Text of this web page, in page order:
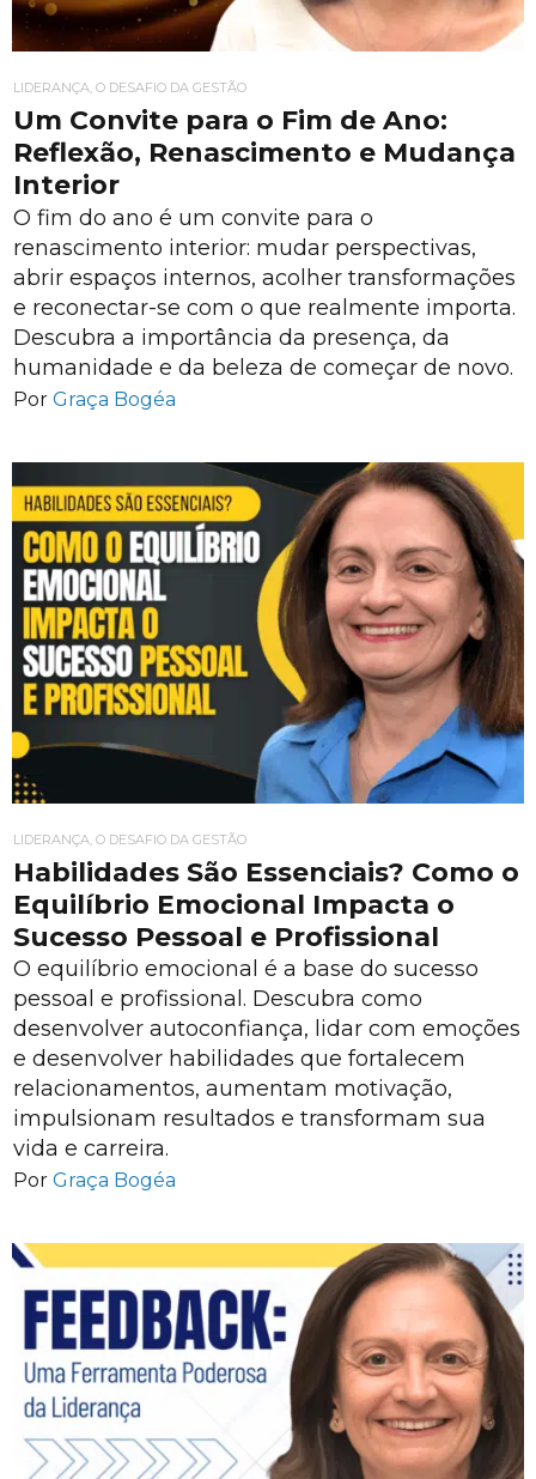
LIDERANÇA, O DESAFIO DA GESTÃO
Um Convite para o Fim de Ano:
Reflexão, Renascimento e Mudança
Interior
O fim do ano é um convite para o
renascimento interior: mudar perspectivas,
abrir espaços internos, acolher transformações
e reconectar-se com o que realmente importa.
Descubra a importância da presença, da
humanidade e da beleza de começar de novo.
Por Graça Bogéa
LIDERANÇA, O DESAFIO DA GESTÃO
Habilidades São Essenciais? Como o
Equilíbrio Emocional Impacta o
Sucesso Pessoal e Profissional
O equilíbrio emocional é a base do sucesso
pessoal e profissional. Descubra como
desenvolver autoconfiança, lidar com emoções
e desenvolver habilidades que fortalecem
relacionamentos, aumentam motivação,
impulsionam resultados e transformam sua
vida e carreira.
Por Graça Bogéa